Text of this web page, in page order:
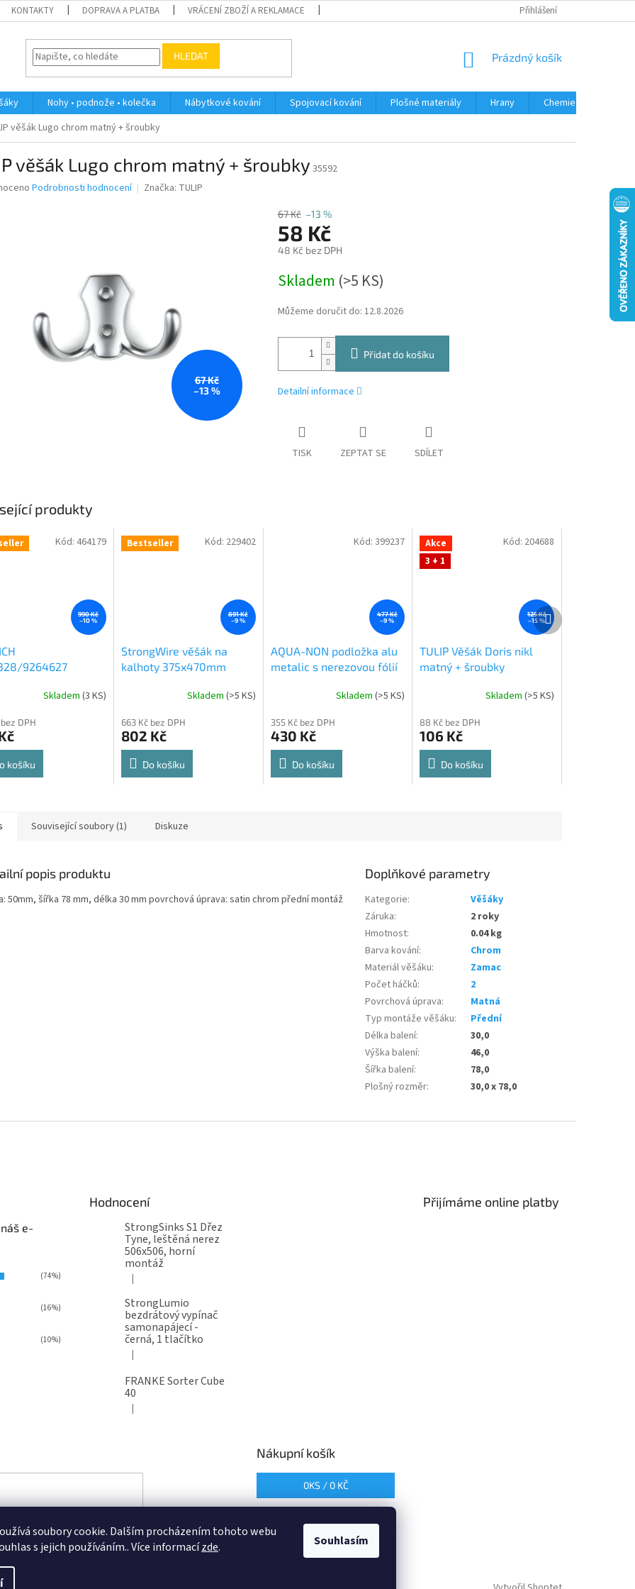
soubory cookie. Dalším procházením tohoto webu
s jejich používáním.. Více informacízde. Souhlasím
KONTAKTY DOPRAVA A PLATBA VRÁCENÍ ZBOŽÍ A REKLAMACE PODMÍNKY OCHRANY OSOBNÍCH ÚDAJŮ
Přihlášení
HLEDAT
NÁKUPNÍ
Prázdný košík
Nohy • podnože • kolečka Nábytkové kování Spojovací kování Plošné materiály Hrany
Chemie • doplňky
věšák Lugo chrom matný + šroubky
věšák Lugo chrom matný + šroubky 35592
Podrobnosti hodnocení Značka: TULIP
67 Kč
–13 %
67 Kč –13 %
58 Kč
48 Kč bez DPH
cena:
Skladem (>5 KS)
Můžeme doručit do: 12.8.2026
Přidat do košíku
Detailní informace
TISK ZEPTAT SE SDÍLET
produkty
990 Kč
–10 %
9264627
Skladem (3 KS)
DPH
košíku
Kód: 464179 Bestseller
891 Kč
–9 %
StrongWire věšák na
kalhoty 375x470mm
produktu
je
4,8
5
Skladem (>5 KS)
663 Kč bez DPH
802 Kč
Do košíku
Kód: 229402
477 Kč
–9 %
AQUA-NON podložka alu
metalic s nerezovou fólií
produktu
je
4,6
5
Skladem(>5 KS)
355 Kč bez DPH
430 Kč
Do košíku
Kód:399237
Akce
3 + 1
125 Kč
–15 %
TULIP Věšák Doris nikl
matný + šroubky
produktu
je
5,0
5
Skladem(>5 KS)
88 Kč bez DPH
106 Kč
Do košíku
Kód: 204688
Další
produkt
Související soubory (1) Diskuze
popis produktu
50mm, šířka 78 mm, délka 30 mm povrchová úprava: satin chrom přední montáž
Doplňkové parametry
Kategorie:
Věšáky
Záruka:
2 roky
Hmotnost:
0.04 kg
Barva kování:
Chrom
Materiál věšáku:
Zamac
Počet háčků:
2
Povrchová úprava:
Matná
Typ montáže věšáku:
Přední
Délka balení:
30,0
Výška balení:
46,0
Šířka balení:
78,0
Plošný rozměr: 30,0 x 78,0
e-
(74%)
(16%)
(10%)
Hodnocení
StrongSinks S1 Dřez
Tyne, leštěná nerez
506x506, horní
montáž
Hodnocení produktu je 5 z 5 hvězdiček.
|
StrongLumio
bezdrátový vypínač
samonapájecí -
černá, 1 tlačítko
Hodnocení produktu je 4 z 5 hvězdiček.
|
FRANKE Sorter Cube
40
Hodnocení produktu je 3 z 5 hvězdiček.
|
Přijímáme online platby
Nákupní košík
0KS / 0 KČ